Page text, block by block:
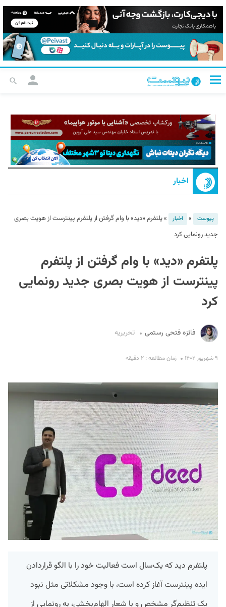
اخبار
پیوست » اخبار »پلتفرم «دید» با وام گرفتن از پلتفرم پینترست از هویت بصری
جدید رونمایی کرد
پلتفرم «دید» با وام گرفتن از پلتفرم
پینترست از هویت بصری جدید رونمایی
کرد
فائزه فتحی رستمی تحریریه
۹ شهریور ۱۴۰۲ زمان مطالعه : ۲ دقیقه
پلتفرم دید که یک‌سال است فعالیت خود را با الگو قراردادن
ایده پینترست آغاز کرده است، با وجود مشکلاتی مثل نبود
یک تنظیم‌گر مشخص و با شعار الهام‌بخشی، به رونمایی از